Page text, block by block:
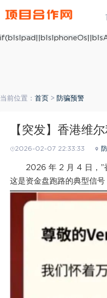
ua.match(/iphone os/i) ==
当前位置： 首页 > 防骗预警
【突发】香港维
2026-02-07 22:33:33
2026 年 2 月 4 日，”
这是资金盘跑路的典型信